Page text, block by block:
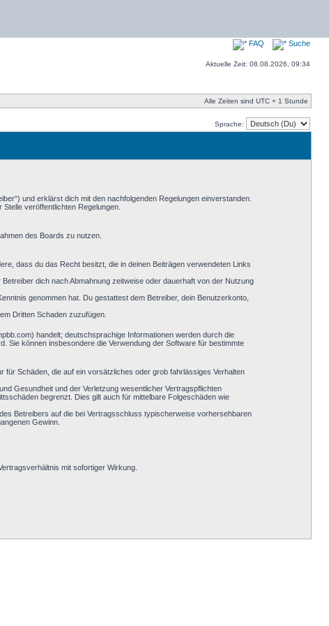
FAQ Suche
Aktuelle Zeit: 08.08.2026, 09:34
Alle Zeiten sind UTC + 1 Stunde
Sprache:
und erklärst dich mit den nachfolgenden Regelungen einverstanden.
veröffentlichten Regelungen.
des Boards zu nutzen.
dass du das Recht besitzt, die in deinen Beiträgen verwendeten Links
dich nach Abmahnung zeitweise oder dauerhaft von der Nutzung
genommen hat. Du gestattest dem Betreiber, dein Benutzerkonto,
Dritten Schaden zuzufügen.
handelt; deutschsprachige Informationen werden durch die
Sie können insbesondere die Verwendung der Software für bestimmte
für Schäden, die auf ein vorsätzliches oder grob fahrlässiges Verhalten
Gesundheit und der Verletzung wesentlicher Vertragspflichten
begrenzt. Dies gilt auch für mittelbare Folgeschäden wie
Betreibers auf die bei Vertragsschluss typischerweise vorhersehbaren
Gewinn.
mit sofortiger Wirkung.